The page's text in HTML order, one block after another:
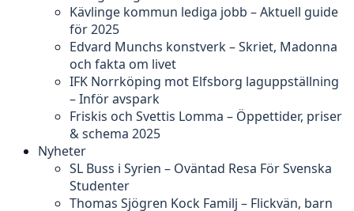
Kävlinge kommun lediga jobb – Aktuell guide
för 2025
Edvard Munchs konstverk – Skriet, Madonna
och fakta om livet
IFK Norrköping mot Elfsborg laguppställning
– Inför avspark
Friskis och Svettis Lomma – Öppettider, priser
& schema 2025
Nyheter
SL Buss i Syrien – Oväntad Resa För Svenska
Studenter
Thomas Sjögren Kock Familj – Flickvän, barn